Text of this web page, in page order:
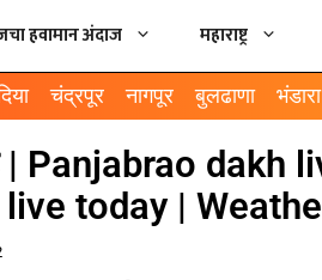
हवामान अंदाज महाराष्ट्र
चंद्रपूर नागपूर बुलढाणा भंडारा
| Panjabrao dakh
today |